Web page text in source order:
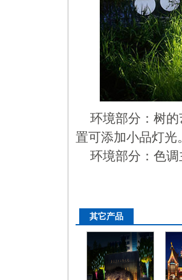
环境部分：树的
置可添加小品灯
环境部分：色调
其它产品